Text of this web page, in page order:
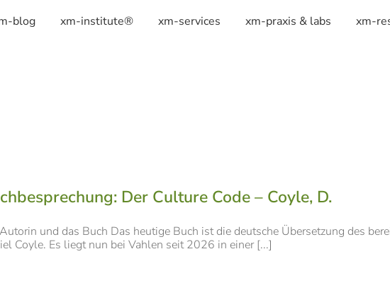
blog xm-institute® xm-services xm-praxis & labs xm-
Der Culture Code – Coyle, D.
und das Buch Das heutige Buch ist die deutsche Übersetzung des
Coyle. Es liegt nun bei Vahlen seit 2026 in einer [...]